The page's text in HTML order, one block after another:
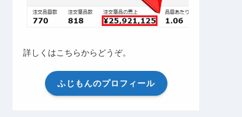
詳しくはこちらからどうぞ。
ふじもんのプロフィール